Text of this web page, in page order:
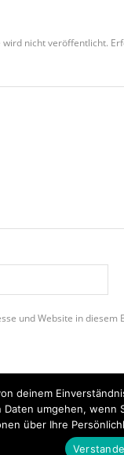
wird nicht veröffentlicht.
und Website in
Mitglied werden
deinem
umgehen,
über Ihre